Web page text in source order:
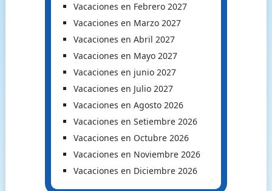
Vacaciones en Febrero 2027
Vacaciones en Marzo 2027
Vacaciones en Abril 2027
Vacaciones en Mayo 2027
Vacaciones en junio 2027
Vacaciones en Julio 2027
Vacaciones en Agosto 2026
Vacaciones en Setiembre 2026
Vacaciones en Octubre 2026
Vacaciones en Noviembre 2026
Vacaciones en Diciembre 2026